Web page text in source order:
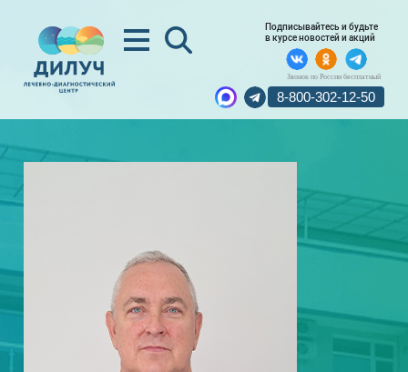
Подписывайтесь и будьте
в курсе новостей и акций
Звонок по России бесплатный
8-800-302-12-50